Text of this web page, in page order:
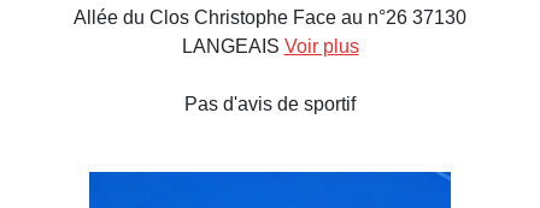
Allée du Clos Christophe Face au n°26 37130
LANGEAIS Voir plus
Pas d'avis de sportif